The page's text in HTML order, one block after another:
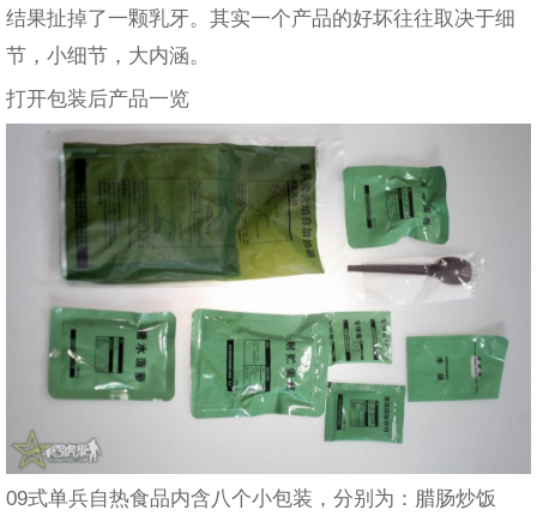
结果扯掉了一颗乳牙。其实一个产品的好坏往往取决于细
节，小细节，大内涵。
打开包装后产品一览
09式单兵自热食品内含八个小包装，分别为：腊肠炒饭